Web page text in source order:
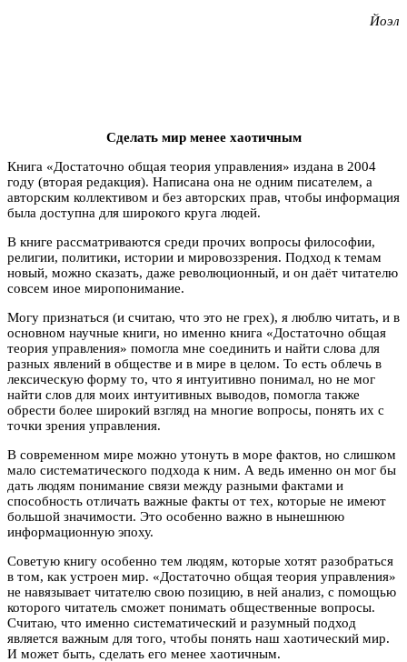
Йоэл
Сделать мир менее хаотичным
Книга «Достаточно общая теория управления» издана в 2004
году (вторая редакция). Написана она не одним писателем, а
авторским коллективом и без авторских прав, чтобы информация
была доступна для широкого круга людей.
В книге рассматриваются среди прочих вопросы философии,
религии, политики, истории и мировоззрения. Подход к темам
новый, можно сказать, даже революционный, и он даёт читателю
совсем иное миропонимание.
Могу признаться (и считаю, что это не грех), я люблю читать, и в
основном научные книги, но именно книга «Достаточно общая
теория управления» помогла мне соединить и найти слова для
разных явлений в обществе и в мире в целом. То есть облечь в
лексическую форму то, что я интуитивно понимал, но не мог
найти слов для моих интуитивных выводов, помогла также
обрести более широкий взгляд на многие вопросы, понять их с
точки зрения управления.
В современном мире можно утонуть в море фактов, но слишком
мало систематического подхода к ним. А ведь именно он мог бы
дать людям понимание связи между разными фактами и
способность отличать важные факты от тех, которые не имеют
большой значимости. Это особенно важно в нынешнюю
информационную эпоху.
Советую книгу особенно тем людям, которые хотят разобраться
в том, как устроен мир. «Достаточно общая теория управления»
не навязывает читателю свою позицию, в ней анализ, с помощью
которого читатель сможет понимать общественные вопросы.
Считаю, что именно систематический и разумный подход
является важным для того, чтобы понять наш хаотический мир.
И может быть, сделать его менее хаотичным.